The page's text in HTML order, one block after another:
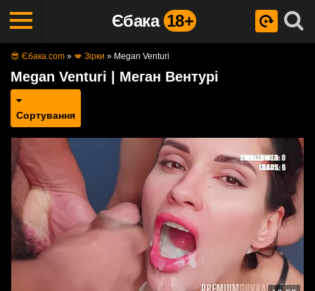
Єбака 18+
😎 Єбака.com » 💋 Зірки » Megan Venturi
Megan Venturi | Меган Вентурі
Сортування